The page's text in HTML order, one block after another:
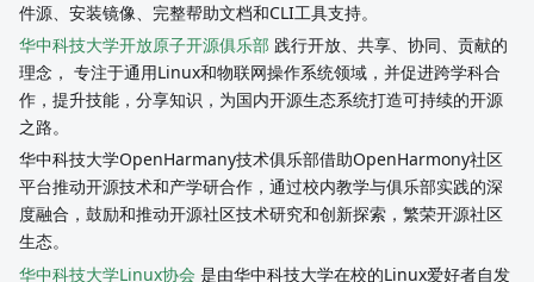
件源、安装镜像、完整帮助文档和CLI工具支持。
华中科技大学开放原子开源俱乐部 践行开放、共享、协同、贡献的
理念， 专注于通用Linux和物联网操作系统领域，并促进跨学科合
作，提升技能，分享知识，为国内开源生态系统打造可持续的开源
之路。
华中科技大学OpenHarmany技术俱乐部借助OpenHarmony社区
平台推动开源技术和产学研合作，通过校内教学与俱乐部实践的深
度融合，鼓励和推动开源社区技术研究和创新探索，繁荣开源社区
生态。
华中科技大学Linux协会 是由华中科技大学在校的Linux爱好者自发